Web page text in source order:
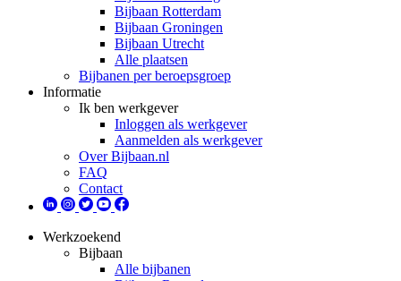
Bijbaan Rotterdam
Bijbaan Groningen
Bijbaan Utrecht
Alle plaatsen
Bijbanen per beroepsgroep
Informatie
Ik ben werkgever
Inloggen als werkgever
Aanmelden als werkgever
Over Bijbaan.nl
FAQ
Contact
Werkzoekend
Bijbaan
Alle bijbanen